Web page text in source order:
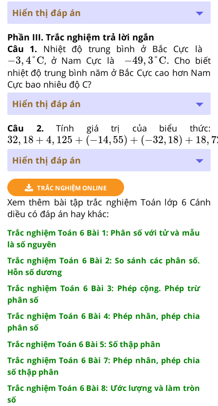
Hiển thị đáp án
Phần III. Trắc nghiệm trả lời ngắn
Câu 1. Nhiệt độ trung bình ở Bắc Cực là
−3,4°C
−3,4°C , ở Nam Cực là −49, 3°C.
−49,3°C.
Cho biết
nhiệt độ trung bình năm ở Bắc Cực cao hơn Nam
Cực bao nhiêu độ C?
Hiển thị đáp án
Câu 2. Tính giá trị của biểu thức:
32, 18 + 4, 125 + (−14,55) + (−32,18) + 18,
32,18 +4 ,125+ − 14,55 +−32,18 +18,725
Hiển thị đáp án
TRẮC NGHIỆM ONLINE
Xem thêm bài tập trắc nghiệm Toán lớp 6 Cánh
diều có đáp án hay khác:
Trắc nghiệm Toán 6 Bài 1: Phân số với tử và mẫu
là số nguyên
Trắc nghiệm Toán 6 Bài 2: So sánh các phân số.
Hỗn số dương
Trắc nghiệm Toán 6 Bài 3: Phép cộng. Phép trừ
phân số
Trắc nghiệm Toán 6 Bài 4: Phép nhân, phép chia
phân số
Trắc nghiệm Toán 6 Bài 5: Số thập phân
Trắc nghiệm Toán 6 Bài 7: Phép nhân, phép chia
số thập phân
Trắc nghiệm Toán 6 Bài 8: Ước lượng và làm tròn
số